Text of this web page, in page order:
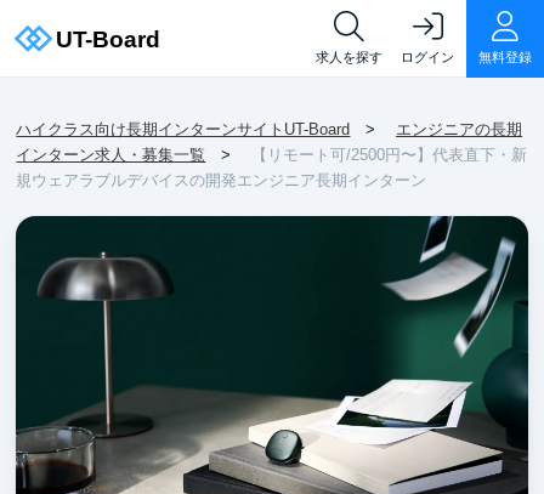
求人を探す ログイン 無料登録
ハイクラス向け長期インターンサイトUT-Board
エンジニアの長期
インターン求人・募集一覧
【リモート可/2500円〜】代表直下・新
規ウェアラブルデバイスの開発エンジニア長期インターン